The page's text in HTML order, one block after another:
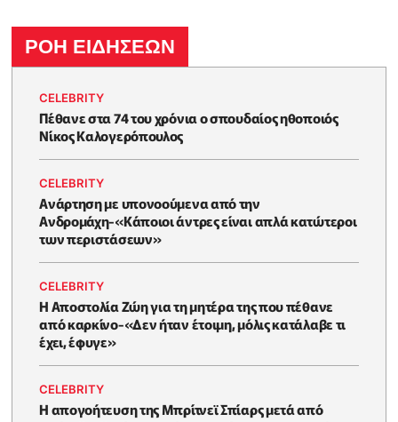
ΡΟΗ ΕΙΔΗΣΕΩΝ
CELEBRITY
Πέθανε στα 74 του χρόνια ο σπουδαίος ηθοποιός
Νίκος Καλογερόπουλος
CELEBRITY
Ανάρτηση με υπονοούμενα από την
Ανδρομάχη-«Κάποιοι άντρες είναι απλά κατώτεροι
των περιστάσεων»
CELEBRITY
Η Αποστολία Ζώη για τη μητέρα της που πέθανε
από καρκίνο-«Δεν ήταν έτοιμη, μόλις κατάλαβε τι
έχει, έφυγε»
CELEBRITY
Η απογοήτευση της Μπρίτνεϊ Σπίαρς μετά από